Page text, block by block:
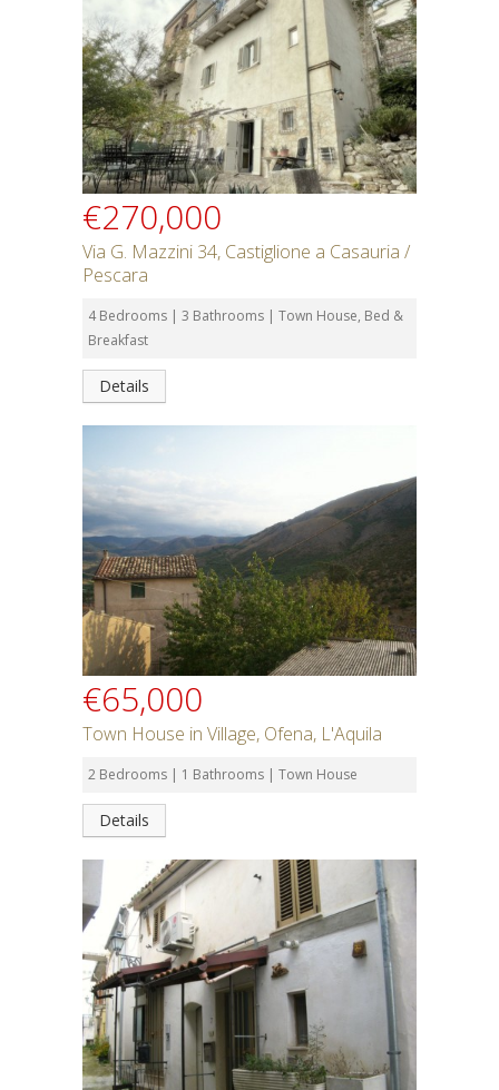
€270,000
Via G. Mazzini 34, Castiglione a Casauria /
Pescara
4 Bedrooms | 3 Bathrooms | Town House, Bed &
Breakfast
Details
€65,000
Town House in Village, Ofena, L'Aquila
2 Bedrooms | 1 Bathrooms | Town House
Details